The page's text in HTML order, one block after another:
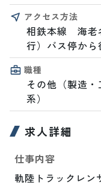
アクセス方法
相鉄本線　海
行）バス停から
職種
その他（製造・
系）
求人詳細
仕事内容
軌陸トラックレン